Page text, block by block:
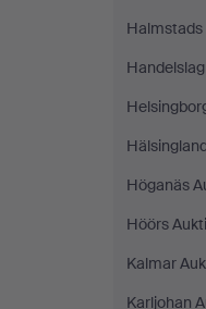
Höganäs
Höörs
Kalmar
Karljohan